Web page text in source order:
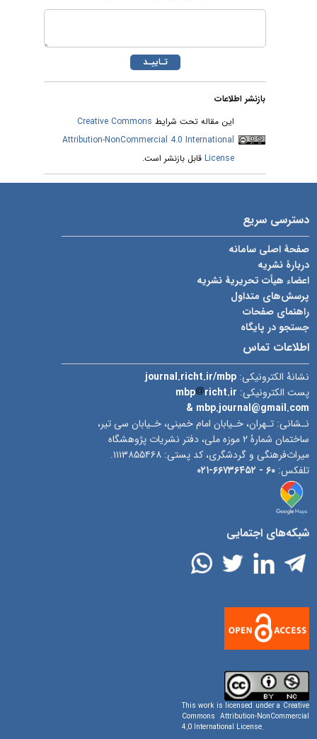
بازنشر اطلاعات
این مقاله تحت شرایطCreative Commons
Attribution-NonCommercial 4.0 International
Licenseقابل بازنشر است.
دسترسی سریع
صفحۀ اصلی سامانه
دربارۀ نشریه
اعضاء هیأت تحریریۀ نشریه
پرسش‌های متداول
راهنمای صفحات
جستجو در پایگاه
اطلاعات تماس
نشانۀ الکترونیکی:journal.richt.ir/mbp
پست الکترونیکی:
mbp
richt.ir
& mbp.journal@gmail.com
نـشانی: تـهران، خـیابان امام خمینی، خـیابان سی تیر،
ساختمان شمارۀ ۲ موزه ملی، دفتر نشریات پژوهشگاه
میراث‌فرهنگی و گردشگری، کد پستی: ۱۱۱۳۸۵۵۴۶۸.
تلفکس:۶۰ - ۶۶۷۳۶۴۵۲-۰۲۱
شبکه‌های اجتمایی
This work is licensed under aCreative
Commons Attribution-NonCommercial
4,0 International License